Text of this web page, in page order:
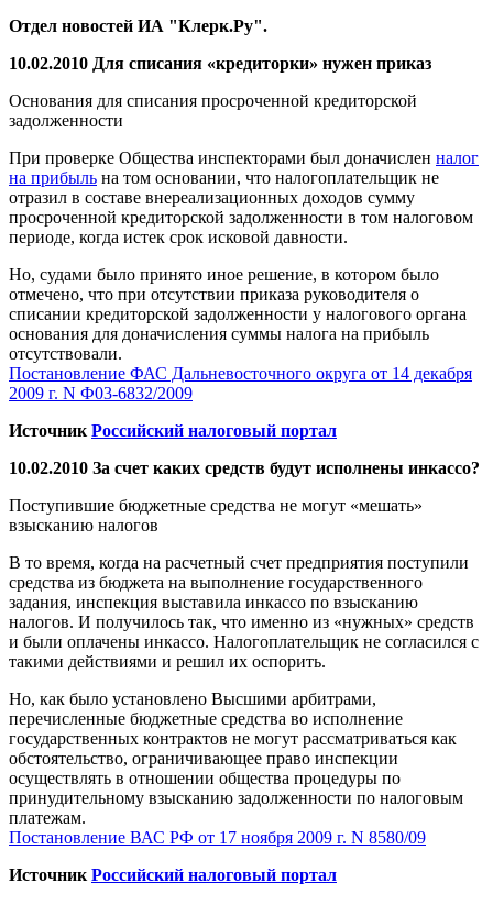
Отдел новостей ИА "Клерк.Ру".
10.02.2010 Для списания «кредиторки» нужен приказ
Основания для списания просроченной кредиторской
задолженности
При проверке Общества инспекторами был доначислен налог
на прибыль на том основании, что налогоплательщик не
отразил в составе внереализационных доходов сумму
просроченной кредиторской задолженности в том налоговом
периоде, когда истек срок исковой давности.
Но, судами было принято иное решение, в котором было
отмечено, что при отсутствии приказа руководителя о
списании кредиторской задолженности у налогового органа
основания для доначисления суммы налога на прибыль
отсутствовали.
Постановление ФАС Дальневосточного округа от 14 декабря
2009 г. N Ф03-6832/2009
Источник Российский налоговый портал
10.02.2010 За счет каких средств будут исполнены инкассо?
Поступившие бюджетные средства не могут «мешать»
взысканию налогов
В то время, когда на расчетный счет предприятия поступили
средства из бюджета на выполнение государственного
задания, инспекция выставила инкассо по взысканию
налогов. И получилось так, что именно из «нужных» средств
и были оплачены инкассо. Налогоплательщик не согласился с
такими действиями и решил их оспорить.
Но, как было установлено Высшими арбитрами,
перечисленные бюджетные средства во исполнение
государственных контрактов не могут рассматриваться как
обстоятельство, ограничивающее право инспекции
осуществлять в отношении общества процедуры по
принудительному взысканию задолженности по налоговым
платежам.
Постановление ВАС РФ от 17 ноября 2009 г. N 8580/09
Источник Российский налоговый портал